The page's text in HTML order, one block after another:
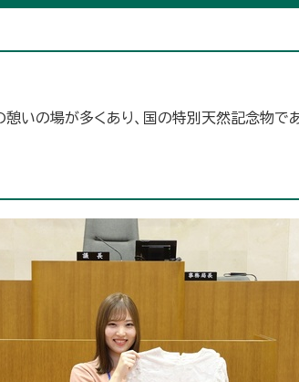
いの場が多くあり、国の特別天然記念物で